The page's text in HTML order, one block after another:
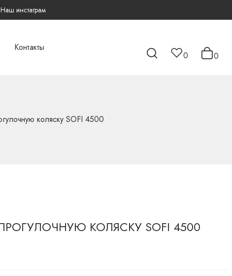
Наш инстаграм
Контакты
0 0
коляску SOFI 4500
КОЛЯСКУ SOFI 4500